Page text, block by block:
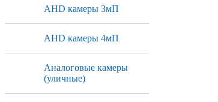
AHD камеры 3мП
AHD камеры 4мП
Аналоговые камеры
(уличные)